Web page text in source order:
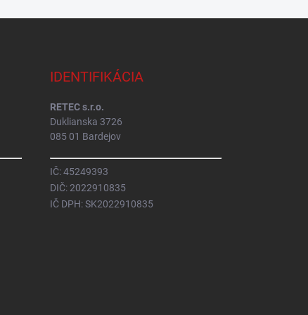
IDENTIFIKÁCIA
RETEC s.r.o.
Duklianska 3726
085 01 Bardejov
IČ: 45249393
DIČ: 2022910835
IČ DPH: SK2022910835